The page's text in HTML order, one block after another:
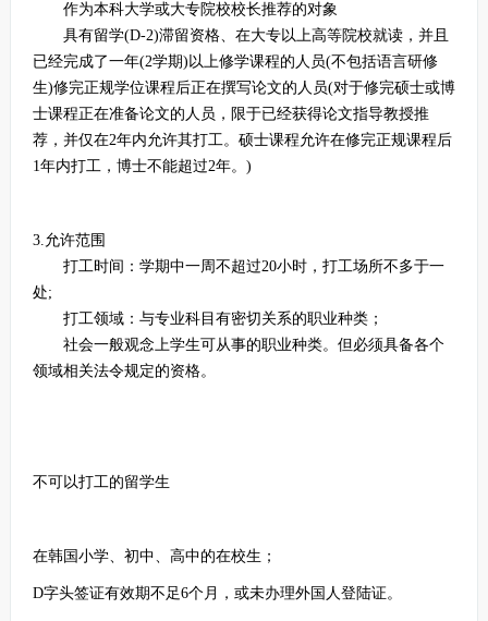
作为本科大学或大专院校校长推荐的对象
具有留学(D-2)滞留资格、在大专以上高等院校就读，并且
已经完成了一年(2学期)以上修学课程的人员(不包括语言研修
生)修完正规学位课程后正在撰写论文的人员(对于修完硕士或博
士课程正在准备论文的人员，限于已经获得论文指导教授推
荐，并仅在2年内允许其打工。硕士课程允许在修完正规课程后
1年内打工，博士不能超过2年。)
3.允许范围
打工时间：学期中一周不超过20小时，打工场所不多于一
处;
打工领域：与专业科目有密切关系的职业种类；
社会一般观念上学生可从事的职业种类。但必须具备各个
领域相关法令规定的资格。
不可以打工的留学生
在韩国小学、初中、高中的在校生；
D字头签证有效期不足6个月，或未办理外国人登陆证。